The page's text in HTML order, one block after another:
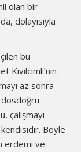
olan bir
dolayısıyla
bu
az sonra
dosdoğru
çalışmayı
kendisidir. Böyle
erdemi ve